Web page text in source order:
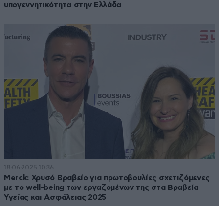
υπογεννητικότητα στην Ελλάδα
18·06·2025 10:36
Merck: Χρυσό Βραβείο για πρωτοβουλίες σχετιζόμενες
με το well-being των εργαζομένων της στα Βραβεία
Υγείας και Ασφάλειας 2025